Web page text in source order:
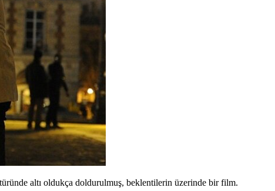
altı oldukça doldurulmuş, beklentilerin üzerinde bir film.